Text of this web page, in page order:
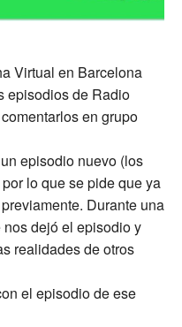
Virtual en Barcelona
episodios de Radio
en grupo
episodio nuevo (los
lo que se pide que ya
Durante una
dejó el episodio y
realidades de otros
el episodio de ese